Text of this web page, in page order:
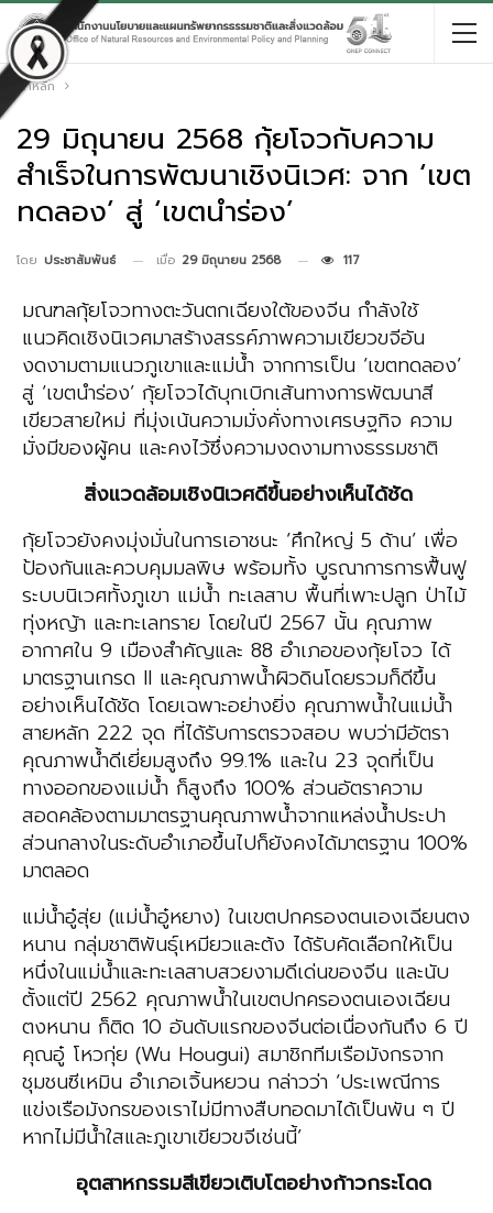
หน้าหลัก
29 มิถุนายน 2568 กุ้ยโจวกับความ
สำเร็จในการพัฒนาเชิงนิเวศ: จาก ‘เขต
ทดลอง’ สู่ ‘เขตนำร่อง’
โดย ประชาสัมพันธ์ เมื่อ 29 มิถุนายน 2568 117
มณฑลกุ้ยโจวทางตะวันตกเฉียงใต้ของจีน กำลังใช้
แนวคิดเชิงนิเวศมาสร้างสรรค์ภาพความเขียวขจีอัน
งดงามตามแนวภูเขาและแม่น้ำ จากการเป็น ‘เขตทดลอง’
สู่ ‘เขตนำร่อง’ กุ้ยโจวได้บุกเบิกเส้นทางการพัฒนาสี
เขียวสายใหม่ ที่มุ่งเน้นความมั่งคั่งทางเศรษฐกิจ ความ
มั่งมีของผู้คน และคงไว้ซึ่งความงดงามทางธรรมชาติ
สิ่งแวดล้อมเชิงนิเวศดีขึ้นอย่างเห็นได้ชัด
กุ้ยโจวยังคงมุ่งมั่นในการเอาชนะ ‘ศึกใหญ่ 5 ด้าน’ เพื่อ
ป้องกันและควบคุมมลพิษ พร้อมทั้ง บูรณาการการฟื้นฟู
ระบบนิเวศทั้งภูเขา แม่น้ำ ทะเลสาบ พื้นที่เพาะปลูก ป่าไม้
ทุ่งหญ้า และทะเลทราย โดยในปี 2567 นั้น คุณภาพ
อากาศใน 9 เมืองสำคัญและ 88 อำเภอของกุ้ยโจว ได้
มาตรฐานเกรด II และคุณภาพน้ำผิวดินโดยรวมก็ดีขึ้น
อย่างเห็นได้ชัด โดยเฉพาะอย่างยิ่ง คุณภาพน้ำในแม่น้ำ
สายหลัก 222 จุด ที่ได้รับการตรวจสอบ พบว่ามีอัตรา
คุณภาพน้ำดีเยี่ยมสูงถึง 99.1% และใน 23 จุดที่เป็น
ทางออกของแม่น้ำ ก็สูงถึง 100% ส่วนอัตราความ
สอดคล้องตามมาตรฐานคุณภาพน้ำจากแหล่งน้ำประปา
ส่วนกลางในระดับอำเภอขึ้นไปก็ยังคงได้มาตรฐาน 100%
มาตลอด
แม่น้ำอู๋สุ่ย (แม่น้ำอู๋หยาง) ในเขตปกครองตนเองเฉียนตง
หนาน กลุ่มชาติพันธุ์เหมียวและต้ง ได้รับคัดเลือกให้เป็น
หนึ่งในแม่น้ำและทะเลสาบสวยงามดีเด่นของจีน และนับ
ตั้งแต่ปี 2562 คุณภาพน้ำในเขตปกครองตนเองเฉียน
ตงหนาน ก็ติด 10 อันดับแรกของจีนต่อเนื่องกันถึง 6 ปี
คุณอู๋ โหวกุ่ย (Wu Hougui) สมาชิกทีมเรือมังกรจาก
ชุมชนซีเหมิน อำเภอเจิ้นหยวน กล่าวว่า ‘ประเพณีการ
แข่งเรือมังกรของเราไม่มีทางสืบทอดมาได้เป็นพัน ๆ ปี
หากไม่มีน้ำใสและภูเขาเขียวขจีเช่นนี้’
อุตสาหกรรมสีเขียวเติบโตอย่างก้าวกระโดด